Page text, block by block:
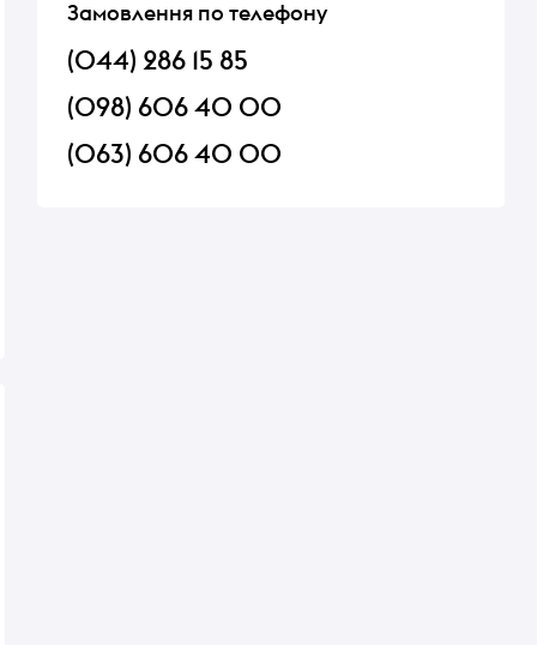
Замовлення по телефону
(044) 286 15 85
(098) 606 40 00
(063) 606 40 00